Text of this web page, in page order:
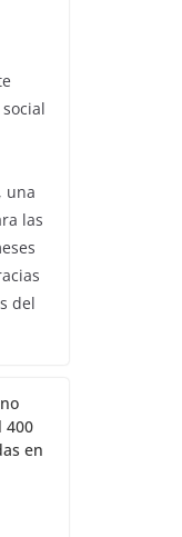
una
las
del
400
en